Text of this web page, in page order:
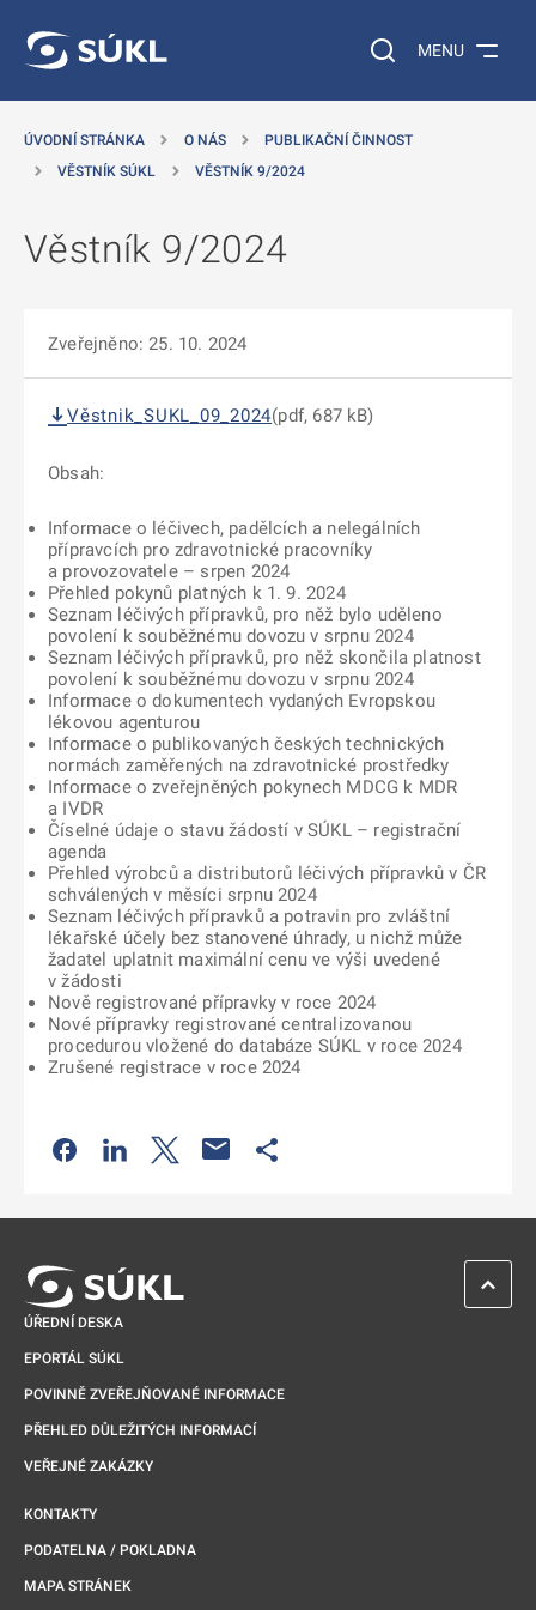
Vyhledávání na
MENU
ÚVODNÍ STRÁNKA O NÁS
PUBLIKAČNÍ ČINNOST
VĚSTNÍK SÚKL
VĚSTNÍK 9/2024
Věstník 9/2024
Zveřejněno: 25. 10. 2024
Věstnik_SUKL_09_2024(pdf, 687 kB)
Obsah:
Informace o léčivech, padělcích a nelegálních
přípravcích pro zdravotnické pracovníky
a provozovatele – srpen 2024
Přehled pokynů platných k 1. 9. 2024
Seznam léčivých přípravků, pro něž bylo uděleno
povolení k souběžnému dovozu v srpnu 2024
Seznam léčivých přípravků, pro něž skončila platnost
povolení k souběžnému dovozu v srpnu 2024
Informace o dokumentech vydaných Evropskou
lékovou agenturou
Informace o publikovaných českých technických
normách zaměřených na zdravotnické prostředky
Informace o zveřejněných pokynech MDCG k MDR
a IVDR
Číselné údaje o stavu žádostí v SÚKL – registrační
agenda
Přehled výrobců a distributorů léčivých přípravků v ČR
schválených v měsíci srpnu 2024
Seznam léčivých přípravků a potravin pro zvláštní
lékařské účely bez stanovené úhrady, u nichž může
žadatel uplatnit maximální cenu ve výši uvedené
v žádosti
Nově registrované přípravky v roce 2024
Nové přípravky registrované centralizovanou
procedurou vložené do databáze SÚKL v roce 2024
Zrušené registrace v roce 2024
Odkaz se otevře na nové kartě
Odkaz se otevře na nové kartě
Odkaz se otevře na nové kartě
ÚŘEDNÍ DESKA
EPORTÁL SÚKL
POVINNĚ ZVEŘEJŇOVANÉ INFORMACE
PŘEHLED DŮLEŽITÝCH INFORMACÍ
VEŘEJNÉ ZAKÁZKY
KONTAKTY
PODATELNA / POKLADNA
MAPA STRÁNEK
ZPĚT